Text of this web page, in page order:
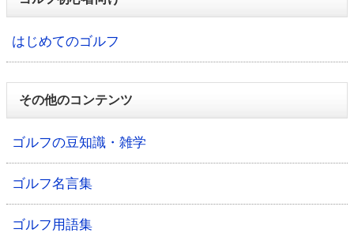
はじめてのゴルフ
その他のコンテンツ
ゴルフの豆知識・雑学
ゴルフ名言集
ゴルフ用語集